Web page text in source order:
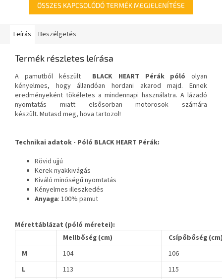
ÖSSZES KAPCSOLÓDÓ TERMÉK MEGJELENÍTÉSE
Leírás Beszélgetés
Termék részletes leírása
A pamutból készült BLACK HEART Pérák póló olyan
kényelmes, hogy állandóan hordani akarod majd. Ennek
eredményeként tökéletes a mindennapi használatra. A lázadó
nyomtatás miatt elsősorban motorosok számára
készült. Mutasd meg, hova tartozol!
Technikai adatok - Póló BLACK HEART Pérák:
Rövid ujjú
Kerek nyakkivágás
Kiváló minőségű nyomtatás
Kényelmes illeszkedés
Anyaga: 100% pamut
Mérettáblázat (póló méretei):
Mellbőség (cm)
Csípőbőség
M
104
106
L
113
115